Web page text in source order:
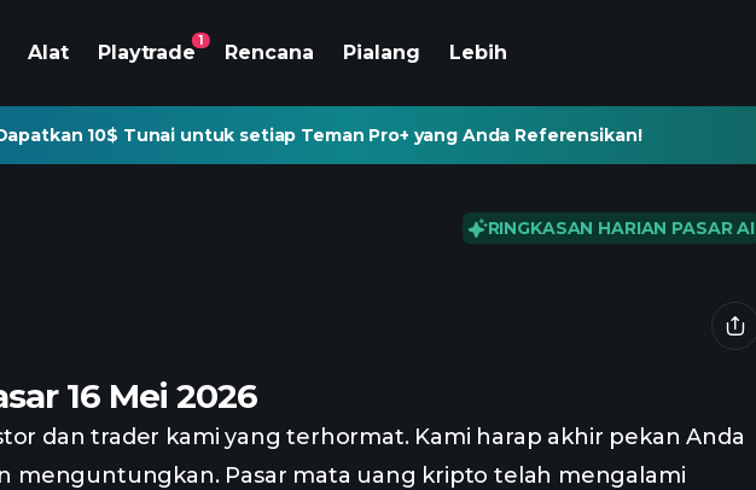
Alat Playtrade
1
Rencana Pialang Lebih
10$ Tunai untuk setiap Teman Pro+ yang Anda Referensikan!
RINGKASAN HARIAN PASAR AI
16 Mei 2026
dan trader kami yang terhormat. Kami harap akhir pekan Anda
menguntungkan. Pasar mata uang kripto telah mengalami